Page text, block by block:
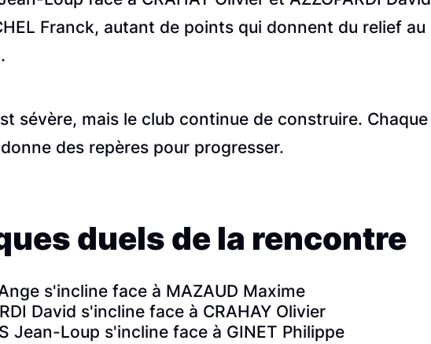
Franck, autant de points qui donnent du relief au
sévère, mais le club continue de construire. Chaque
des repères pour progresser.
duels de la rencontre
s'incline face à MAZAUD Maxime
David s'incline face à CRAHAY Olivier
Jean-Loup s'incline face à GINET Philippe